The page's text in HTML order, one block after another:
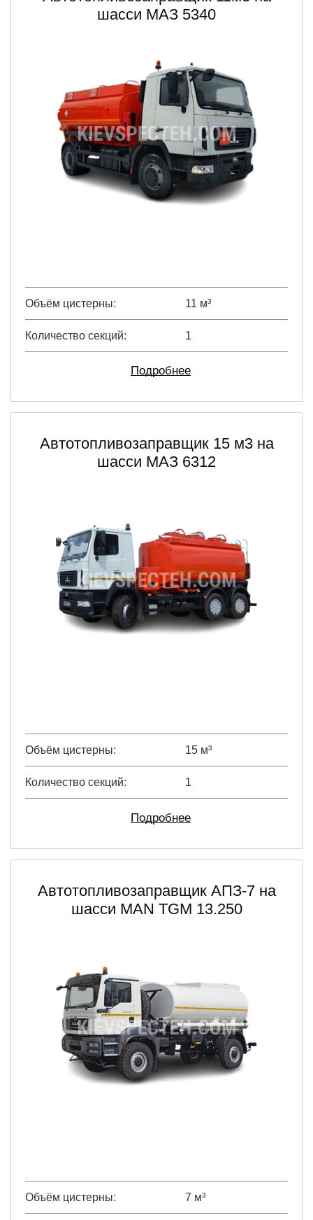
шасси МАЗ 5340
Объём цистерны 11 м³
Количество секций 1
Подробнее
Автотопливозаправщик 15 м3 на
шасси МАЗ 6312
Объём цистерны 15 м³
Количество секций 1
Подробнее
Автотопливозаправщик АПЗ-7 на
шасси MAN TGM 13.250
Объём цистерны 7 м³